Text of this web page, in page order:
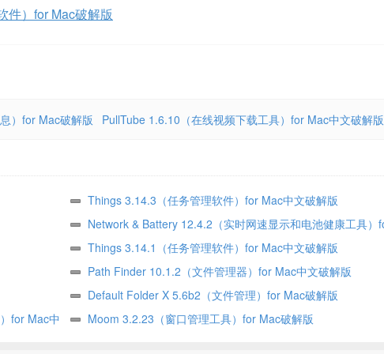
件）for Mac破解版
）for Mac破解版 PullTube 1.6.10（在线视频下载工具）for Mac中文破解版
Things 3.14.3（任务管理软件）for Mac中文破解版
Network & Battery 12.4.2（实时网速显示和电池健康工具）
文破解版
Things 3.14.1（任务管理软件）for Mac中文破解版
Path Finder 10.1.2（文件管理器）for Mac中文破解版
Default Folder X 5.6b2（文件管理）for Mac破解版
for Mac中
Moom 3.2.23（窗口管理工具）for Mac破解版